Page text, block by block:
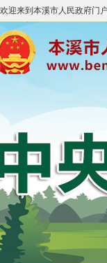
欢迎来到 本溪市人民政府门